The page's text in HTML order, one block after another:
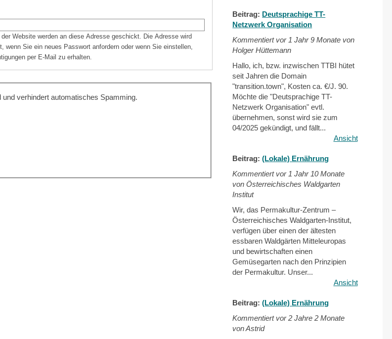
Website werden an diese Adresse geschickt. Die Adresse wird
wenn Sie ein neues Passwort anfordern oder wenn Sie einstellen,
per E-Mail zu erhalten.
verhindert automatisches Spamming.
Beitrag: Deutsprachige TT-
Netzwerk Organisation
Kommentiert vor 1 Jahr 9 Monate von
Holger Hüttemann
Hallo, ich, bzw. inzwischen TTBI hütet
seit Jahren die Domain
"transition.town", Kosten ca. €/J. 90.
Möchte die "Deutsprachige TT-
Netzwerk Organisation" evtl.
übernehmen, sonst wird sie zum
04/2025 gekündigt, und fällt...
Ansicht
Beitrag:(Lokale) Ernährung
Kommentiert vor 1 Jahr 10 Monate
von Österreichisches Waldgarten
Institut
Wir, das Permakultur-Zentrum –
Österreichisches Waldgarten-Institut,
verfügen über einen der ältesten
essbaren Waldgärten Mitteleuropas
und bewirtschaften einen
Gemüsegarten nach den Prinzipien
der Permakultur. Unser...
Ansicht
Beitrag:(Lokale) Ernährung
Kommentiert vor2 Jahre 2 Monate
von Astrid